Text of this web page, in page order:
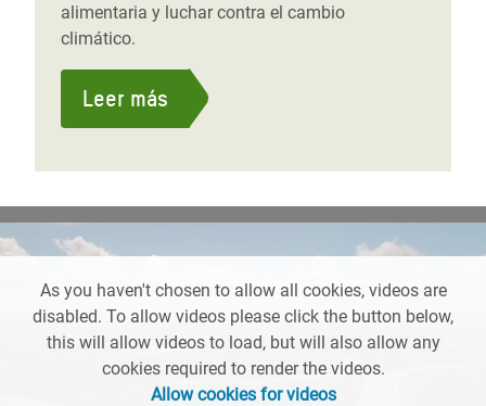
alimentaria y luchar contra el cambio
climático.
Leer más
As you haven't chosen to allow all cookies, videos are
disabled. To allow videos please click the button below,
this will allow videos to load, but will also allow any
cookies required to render the videos.
Allow cookies for videos